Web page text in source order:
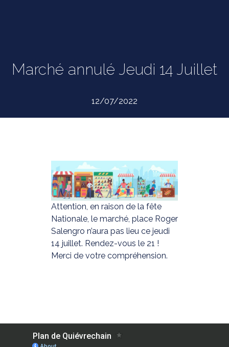
Marché annulé Jeudi 14 Juillet
12/07/2022
Attention, en raison de la fête
Nationale, le marché, place Roger
Salengro n’aura pas lieu ce jeudi
14 juillet. Rendez-vous le 21 !
Merci de votre compréhension.